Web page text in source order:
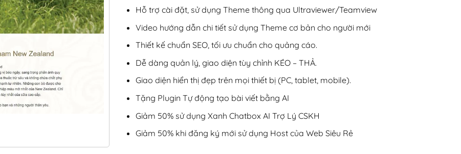
Hỗ trợ cài đặt, sử dụng Theme thông qua Ultraviewer/Teamview
Video hướng dẫn chi tiết sử dụng Theme cơ bản cho người mới
Thiết kế chuẩn SEO, tối ưu chuẩn cho quảng cáo.
Dễ dàng quản lý, giao diện tùy chỉnh KÉO – THẢ.
Giao diện hiển thị đẹp trên mọi thiết bị (PC, tablet, mobile).
Tặng Plugin Tự động tạo bài viết bằng AI
Giảm 50% sử dụng Xanh Chatbox AI Trợ Lý CSKH
Giảm 50% khi đăng ký mới sử dụng Host của Web Siêu Rẻ